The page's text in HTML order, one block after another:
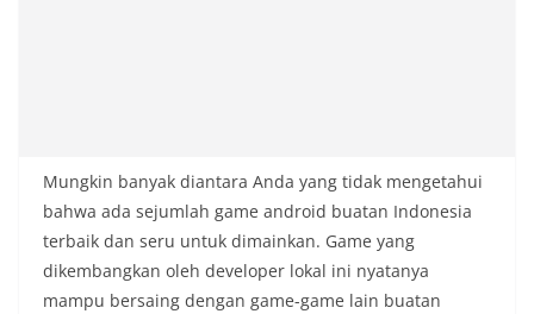
Mungkin banyak diantara Anda yang tidak mengetahui
bahwa ada sejumlah game android buatan Indonesia
terbaik dan seru untuk dimainkan. Game yang
dikembangkan oleh developer lokal ini nyatanya
mampu bersaing dengan game-game lain buatan